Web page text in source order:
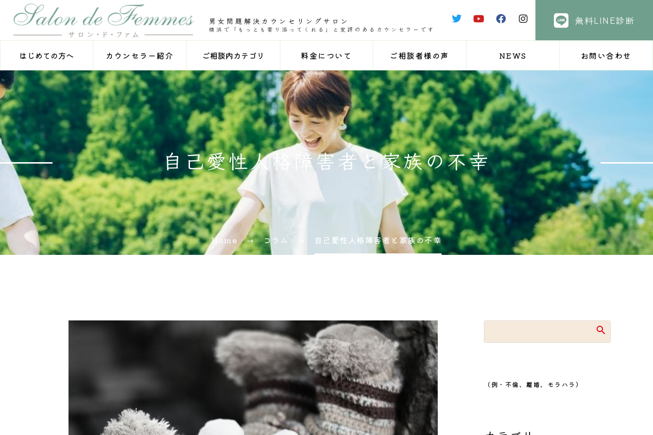
男女問題解決カウンセリングサロン
横浜で「もっとも寄り添ってくれる」と定評のあるカウンセラーです
無料LINE診断
はじめての方へ カウンセラー紹介 ご相談内カテゴリ 料金について ご相談者様の声 NEWS お問い合わせ
自己愛性人格障害者と家族の不幸
Home コラム 自己愛性人格障害者と家族の不幸
（例・不倫、離婚、モラハラ）